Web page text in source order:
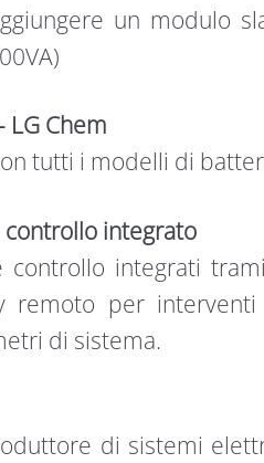
un modulo
LG Chem
tutti i modelli di
integrato
controllo integrati
remoto per
di sistema.
di sistemi